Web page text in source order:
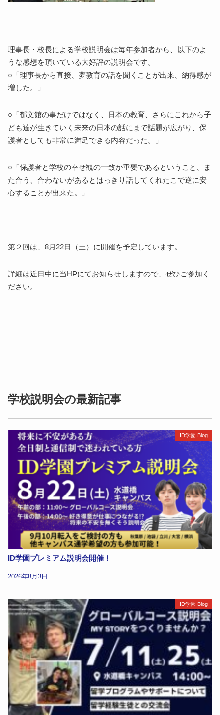
理事長・校長による学校説明会は毎年参加者から、以下のよ
うな感想を頂いている大好評の説明会です。
○「理事長から直接、夢教育の話を聞くことが出来、納得感が
増した。」
○「郁文館の事だけではなく、日本の教育、さらにこれから子
ども達が生きていく未来の日本の話にまで話題が広がり、保
護者としても非常に満足できる内容だった。」
○「保護者と学校の幸せ観の一致が重要であるということ、ま
た合う、合わないがあるとはっきり話してくれたこで逆に安
心することが出来た。」
第２回は、8月22日（土）に開催を予定しています。
詳細は近日中に当HPにてお知らせしますので、ぜひご参加く
ださい。
学校説明会の最新記事
ID学園 Blog
ID学園プレミアム説明会開催！
2026年8月3日
ID学園 Blog